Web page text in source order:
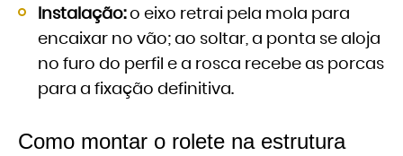
Instalação:o eixo retrai pela mola para
encaixar no vão; ao soltar, a ponta se aloja
no furo do perfil e a rosca recebe as porcas
para a fixação definitiva.
Como montar o rolete na estrutura